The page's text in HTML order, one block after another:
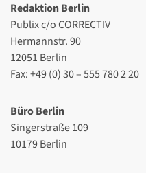
Redaktion Berlin
Publix c/o CORRECTIV
Hermannstr. 90
12051 Berlin
Fax: +49 (0) 30 – 555 780 2 20
Büro Berlin
Singerstraße 109
10179 Berlin